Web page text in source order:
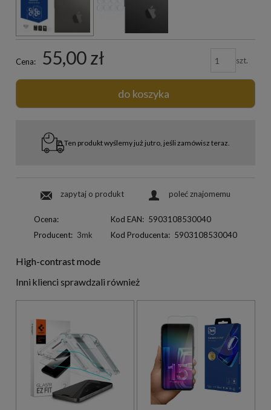
Cena: 55,00 zł szt.
do koszyka
Ten produkt wyślemy już jutro, jeśli zamówisz teraz.
zapytaj o produkt poleć znajomemu
Ocena:
Producent: 3mk
Kod EAN: 5903108530040
Kod Producenta: 5903108530040
High-contrast mode
Inni klienci sprawdzali również